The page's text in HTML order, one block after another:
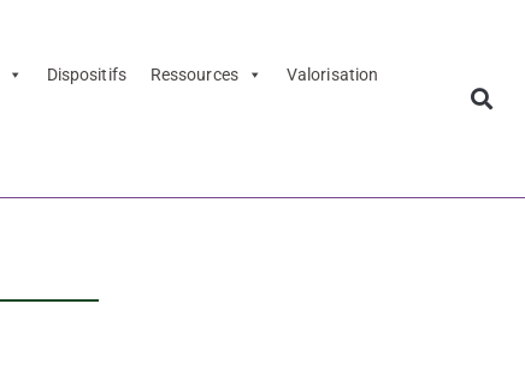
Dispositifs Ressources Valorisation